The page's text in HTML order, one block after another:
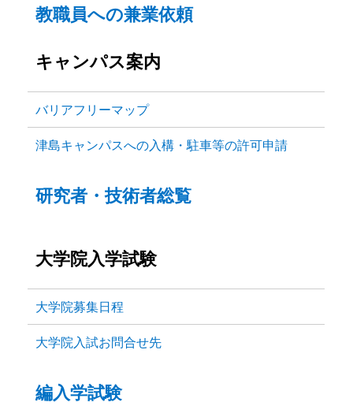
教職員への兼業依頼
キャンパス案内
バリアフリーマップ
津島キャンパスへの入構・駐車等の許可申請
研究者・技術者総覧
大学院入学試験
大学院募集日程
大学院入試お問合せ先
編入学試験